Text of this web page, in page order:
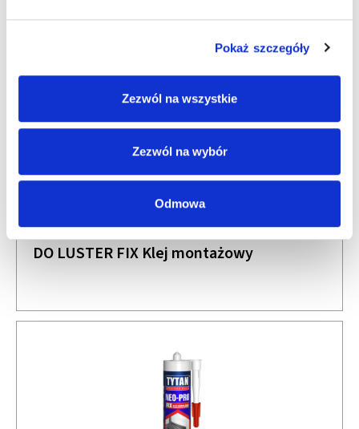
Pokaż szczegóły
Zezwól na wszystkie
Zezwól na wybór
Odmowa
DO LUSTER FIX Klej montażowy